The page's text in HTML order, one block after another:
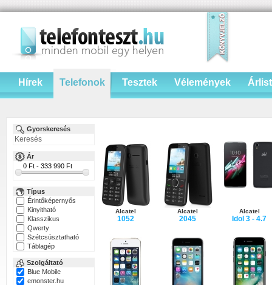
Hírek Telefonok Tesztek Vélemények
Gyorskeresés
Ár
Típus
Érintőképernyős
Kinyitható
Klasszikus
Qwerty
Szétcsúsztatható
Táblagép
Szolgáltató
Blue Mobile
emonster.hu
Alcatel
1052
Alcatel
2045
Alcatel
Idol 3 - 4.7